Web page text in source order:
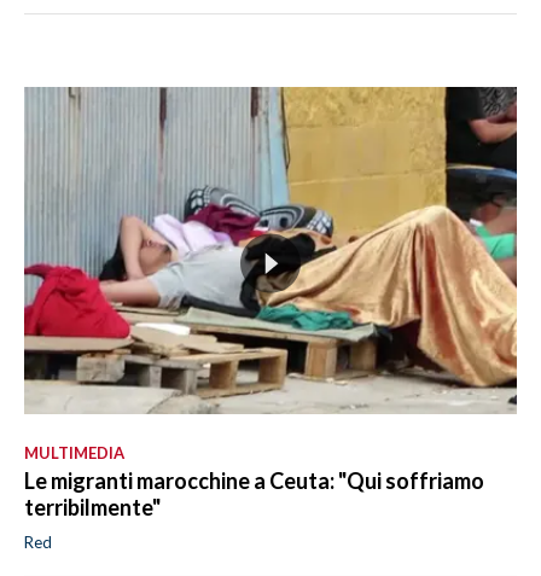
MULTIMEDIA
Le migranti marocchine a Ceuta: "Qui soffriamo
terribilmente"
Red